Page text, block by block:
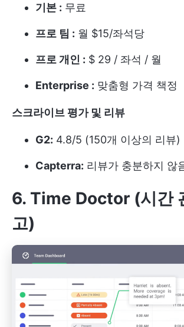
기본 : 무료
프로 팀 : 월 $15/좌석당
프로 개인 : $ 29 / 좌석 / 월
Enterprise : 맞춤형 가격 책정
스크라이브 평가 및 리뷰
G2: 4.8/5 (150개 이상의 리뷰)
Capterra: 리뷰가 충분하지 않
6. Time Doctor (시간
고)